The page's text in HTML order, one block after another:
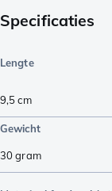
Specificaties
Lengte
9,5cm
Gewicht
30gram